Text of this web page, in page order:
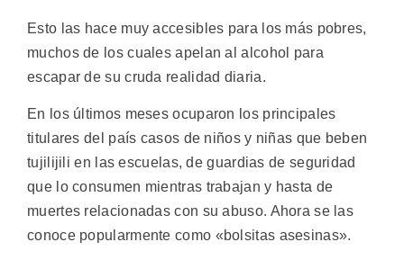
Esto las hace muy accesibles para los más pobres,
muchos de los cuales apelan al alcohol para
escapar de su cruda realidad diaria.
En los últimos meses ocuparon los principales
titulares del país casos de niños y niñas que beben
tujilijili en las escuelas, de guardias de seguridad
que lo consumen mientras trabajan y hasta de
muertes relacionadas con su abuso. Ahora se las
conoce popularmente como «bolsitas asesinas».